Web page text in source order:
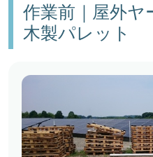
作業前｜屋外ヤ
木製パレット